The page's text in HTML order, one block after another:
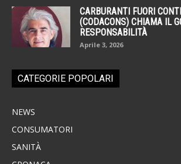
CARBURANTI FUORI
(CODACONS) CHIAMA IL
RESPONSABILITÀ
Aprile 3, 2026
CATEGORIE POPOLARI
NEWS
CONSUMATORI
SANITÀ